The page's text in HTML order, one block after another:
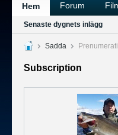
Hem Forum
Senaste dygnets inlägg
Sadda
Subscription